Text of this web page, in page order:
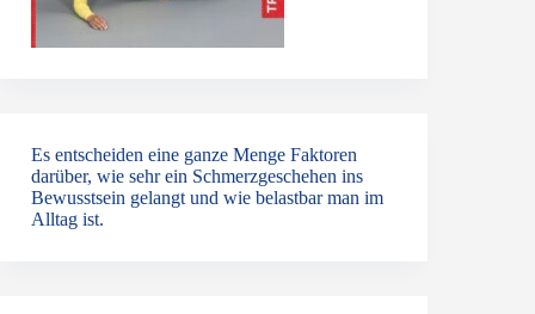
Es entscheiden eine ganze Menge Faktoren
darüber, wie sehr ein Schmerzgeschehen ins
Bewusstsein gelangt und wie belastbar man im
Alltag ist.